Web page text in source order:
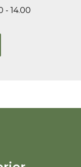
- 14.00